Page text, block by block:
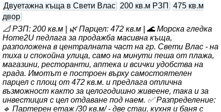
Двуетажна къща в Свети Влас 200 кв.м РЗП
475 кв.м
двор
📐 РЗП: 200 кв.м | 🌿 Парцел: 472 кв.м | 🌊 Морска гледка
Home2U педлага за продажба масивна къща,
разположена в централната част на гр. Свети Влас - на
тиха и спокойна улица, само на минути пеша от плажа,
магазини, ресторанти, аптека и всички удобства на
града. Имотът е построен върху самостоятелен
парцел с площ от 472 кв.м. и предлага отлична
възможност както за целогодишно живеене, така и за
инвестиция с цел отдаване под наем. ✅ Разпределение:
🔹 Партерен етаж /30 кв.м/ - две стаи, кухня и баня с